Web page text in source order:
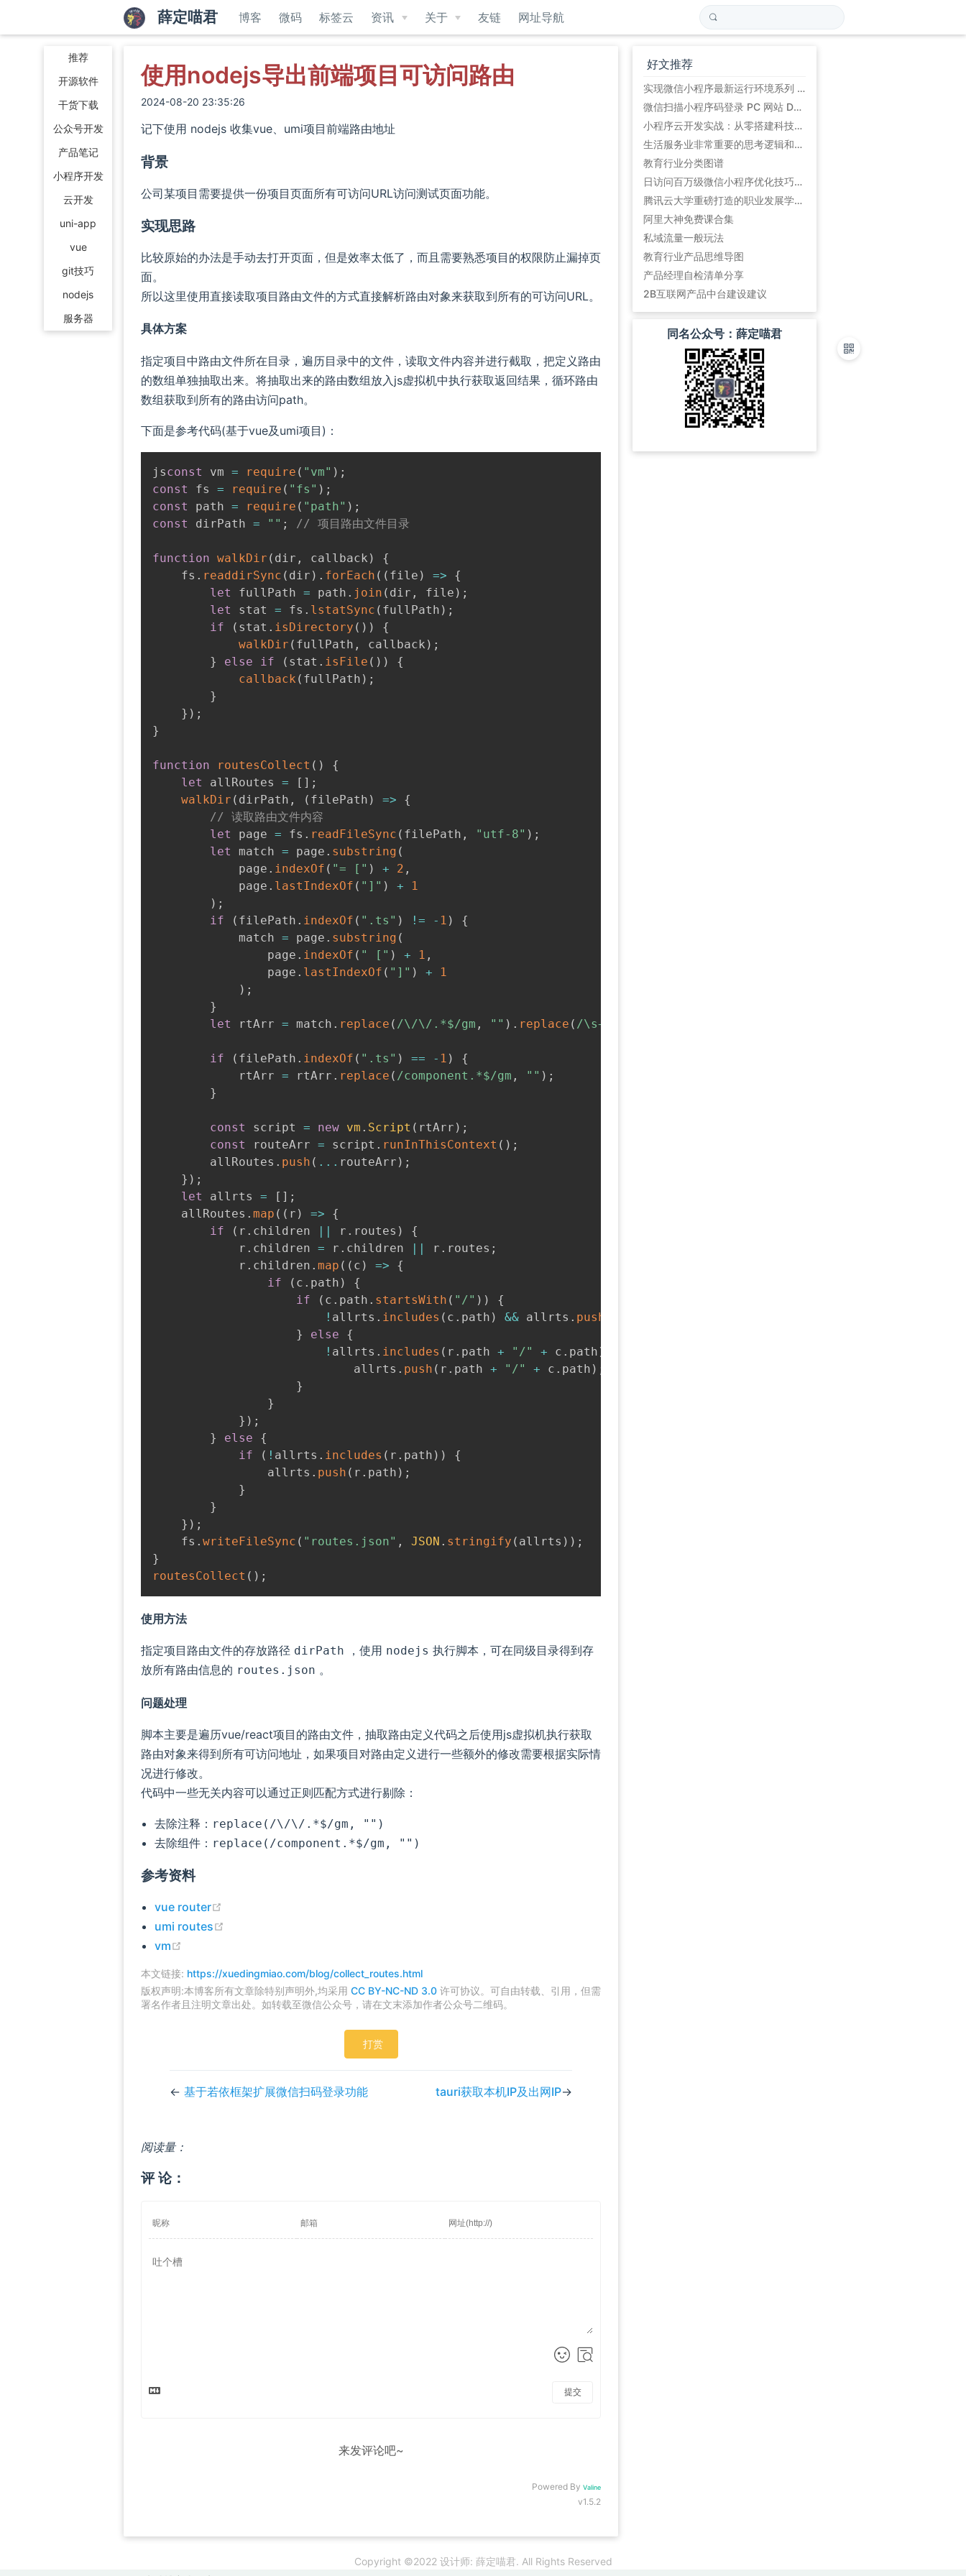
推荐
开源软件
干货下载
公众号开发
产品笔记
小程序开发
云开发
uni-app
vue
git技巧
nodejs
服务器
薛定喵君 博客 微码 标签云 资讯 关于 友链 网址导航
使用nodejs导出前端项目可访问路由
2024-08-20 23:35:26
记下使用 nodejs 收集vue、umi项目前端路由地址
背景
公司某项目需要提供一份项目页面所有可访问URL访问测试页面功能。
实现思路
比较原始的办法是手动去打开页面，但是效率太低了，而且需要熟悉项目的权限防止漏掉页
面。
所以这里使用直接读取项目路由文件的方式直接解析路由对象来获取到所有的可访问URL。
具体方案
指定项目中路由文件所在目录，遍历目录中的文件，读取文件内容并进行截取，把定义路由
的数组单独抽取出来。将抽取出来的路由数组放入js虚拟机中执行获取返回结果，循环路由
数组获取到所有的路由访问path。
下面是参考代码(基于vue及umi项目)：
const vm = require ( "vm" ) ;
const
fs = require ( "fs" ) ;
const
path = require ( "path" ) ;
const
dirPath = "" ; // 项目路由文件目录
function walkDir ( dir , callback )
{
    fs
. readdirSync ( dir ) . forEach ( ( file ) =>
{
let
fullPath = path . join ( dir , file ) ;
let
stat = fs . lstatSync ( fullPath ) ;
if
( stat . isDirectory ( ) )
{
walkDir ( fullPath , callback ) ;
}
else if ( stat . isFile ( ) )
{
callback ( fullPath ) ;
}
} ) ;
}
function routesCollect ( )
{
let
allRoutes = [ ] ;
walkDir ( dirPath , ( filePath ) =>
{
// 读取路由文件内容
let
page = fs . readFileSync ( filePath , "utf-8" ) ;
let
match = page . substring (
            page
. indexOf ( "= [" ) + 2 ,
            page
. lastIndexOf ( "]" ) +
1
) ;
if
( filePath . indexOf ( ".ts" ) != - 1 )
{
            match
= page . substring (
                page
. indexOf ( " [" ) + 1 ,
                page
. lastIndexOf ( "]" ) +
1
) ;
}
let
rtArr = match . replace ( /\/\/.*$/gm , "" ) . replace ( /\s+
if ( filePath . indexOf ( ".ts" ) == - 1 )
{
            rtArr
= rtArr . replace ( /component.*$/gm , "" ) ;
}
const script = new vm . Script ( rtArr ) ;
const
routeArr = script . runInThisContext ( ) ;
        allRoutes
. push ( ... routeArr ) ;
} ) ;
let
allrts = [ ] ;
    allRoutes
. map ( ( r ) =>
{
if
( r . children || r . routes )
{
            r
. children = r . children || r . routes ;
            r
. children . map ( ( c ) =>
{
if
( c . path )
{
if
( c . path . startsWith ( "/" ) )
{
! allrts . includes ( c . path ) && allrts . push
}
else
{
! allrts . includes ( r . path + "/" + c . path )
                            allrts
. push ( r . path + "/" + c . path ) ;
}
}
} ) ;
}
else
{
if
( ! allrts . includes ( r . path ) )
{
                allrts
. push ( r . path ) ;
}
}
} ) ;
    fs
. writeFileSync ( "routes.json" , JSON . stringify ( allrts ) ) ;
}
routesCollect ( ) ;
使用方法
指定项目路由文件的存放路径 dirPath ，使用 nodejs 执行脚本，可在同级目录得到存
放所有路由信息的 routes.json 。
问题处理
脚本主要是遍历vue/react项目的路由文件，抽取路由定义代码之后使用js虚拟机执行获取
路由对象来得到所有可访问地址，如果项目对路由定义进行一些额外的修改需要根据实际情
况进行修改。
代码中一些无关内容可以通过正则匹配方式进行剔除：
去除注释： replace(/\/\/.*$/gm, "")
去除组件： replace(/component.*$/gm, "")
参考资料
vue router
umi routes
vm
本文链接: https://xuedingmiao.com/blog/collect_routes.html
版权声明:本博客所有文章除特别声明外,均采用 CC BY-NC-ND 3.0 许可协议。可自由转载、引用，但需
署名作者且注明文章出处。如转载至微信公众号，请在文末添加作者公众号二维码。
打赏
← 基于若依框架扩展微信扫码登录功能 tauri获取本机IP及出网IP→
阅读量：
评 论：
提交
来发评论吧~
Powered By Valine
v1.5.2
好文推荐
实现微信小程序最新运行环境系列 (初始篇)
微信扫描小程序码登录 PC 网站 Demo
小程序云开发实战：从零搭建科技爱好者周刊小程序
生活服务业非常重要的思考逻辑和方法论:平台的5道坎
教育行业分类图谱
日访问百万级微信小程序优化技巧总结
腾讯云大学重磅打造的职业发展学习路径
阿里大神免费课合集
私域流量一般玩法
教育行业产品思维导图
产品经理自检清单分享
2B互联网产品中台建设建议
同名公众号：薛定喵君
Copyright ©2022 设计师: 薛定喵君. All Rights Reserved